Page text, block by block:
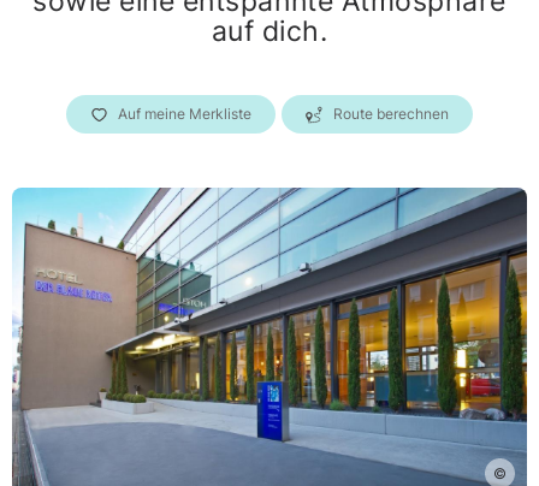
auf dich.
Auf meine Merkliste Route berechnen
©